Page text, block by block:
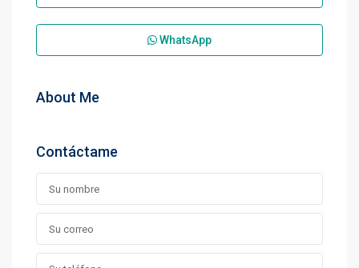
WhatsApp
About Me
Contáctame